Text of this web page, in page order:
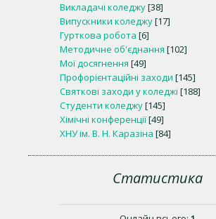
Викладачі коледжу[38]
Випускники коледжу[17]
Гурткова робота [6]
Методичне об'єднання [102]
Мої досягнення [49]
Профорієнтаційні заходи [145]
Святкові заходи у коледжі [188]
Студенти коледжу[145]
Хімічні конференції[49]
ХНУ ім. В. Н. Каразіна [84]
Статистика